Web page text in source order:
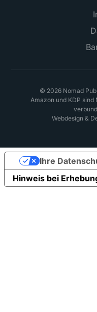
© 2026 Nomad
Amazon und KDP
Webdesign &
Hinweis bei
Ihre